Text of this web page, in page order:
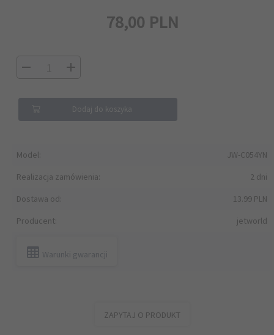
Model:
JW-C054YN
Realizacja zamówienia:
2 dni
Dostawa od:
13.99 PLN
Producent:
jetworld
Warunki gwarancji
78,00 PLN
ZAPYTAJ O PRODUKT
Dodaj do koszyka